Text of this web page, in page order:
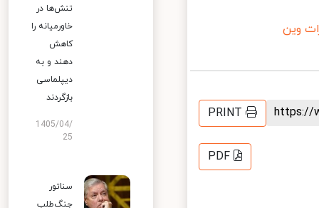
وین
PRINT
PDF
تنش‌ها در
خاورمیانه را
کاهش
دهند و به
دیپلماسی
بازگردند
1405/04/
25
سناتور
جنگ‌طلب